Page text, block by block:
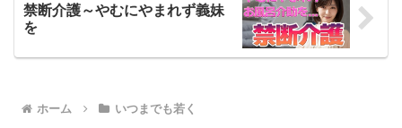
禁断介護～やむにやまれず義妹
を
ホーム いつまでも若く